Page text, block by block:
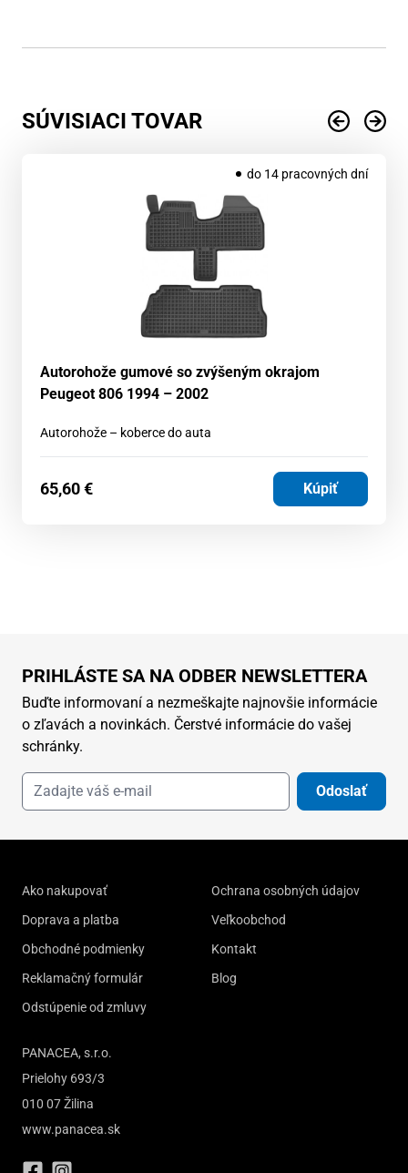
SÚVISIACI TOVAR
do 14 pracovných dní
Autorohože gumové so zvýšeným okrajom
Peugeot 806 1994 – 2002
Autorohože – koberce do auta
65,60€ Kúpiť
PRIHLÁSTE SA NA ODBER NEWSLETTERA
Buďte informovaní a nezmeškajte najnovšie informácie
o zľavách a novinkách. Čerstvé informácie do vašej
schránky.
Odoslať
Ako nakupovať
Doprava a platba
Obchodné podmienky
Reklamačný formulár
Odstúpenie od zmluvy
Ochrana osobných údajov
Veľkoobchod
Kontakt
Blog
PANACEA, s.r.o.
Prielohy 693/3
010 07 Žilina
www.panacea.sk